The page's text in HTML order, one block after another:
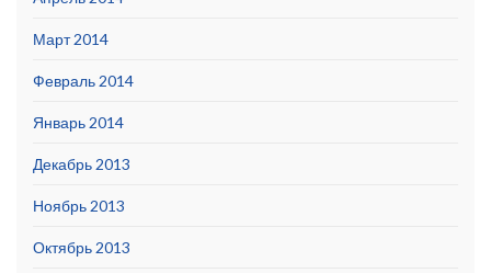
Март 2014
Февраль 2014
Январь 2014
Декабрь 2013
Ноябрь 2013
Октябрь 2013